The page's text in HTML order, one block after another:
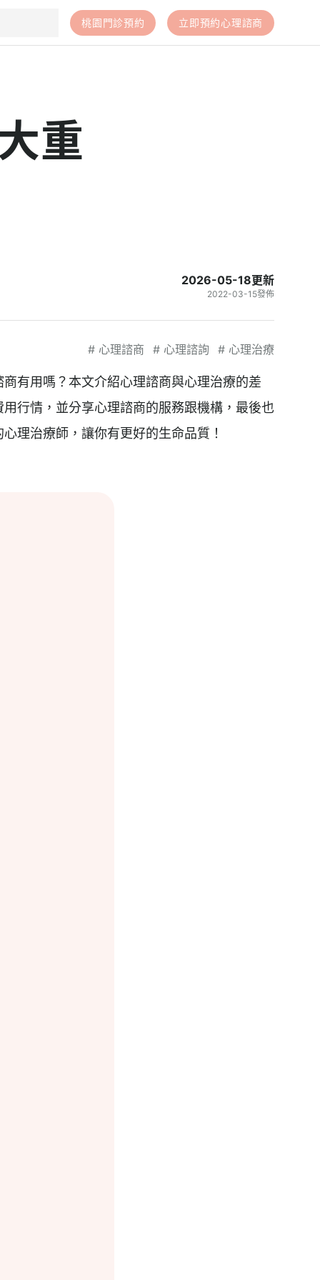
桃園門診預約 立即預約心理諮商
重
2026-05-18更新
2022-03-15發佈
# 心理諮商 # 心理諮詢 # 心理治療
有用嗎？本文介紹心理諮商與心理治療的差
行情，並分享心理諮商的服務跟機構，最後也
理治療師，讓你有更好的生命品質！